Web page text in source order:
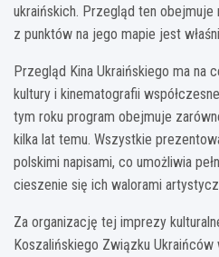
ukraińskich. Przegląd ten
z punktów na jego mapie jest
Przegląd Kina Ukraińskiego ma na
kultury i kinematografii
tym roku program obejmuje
kilka lat temu. Wszystkie
polskimi napisami, co umożliwia
cieszenie się ich walorami
Za organizację tej imprezy
Koszalińskiego Związku Ukraińców